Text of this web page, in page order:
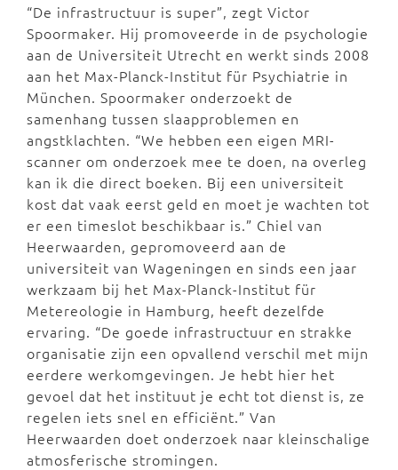
“De infrastructuur is super”, zegt Victor
Spoormaker. Hij promoveerde in de psychologie
aan de Universiteit Utrecht en werkt sinds 2008
aan het Max-Planck-Institut für Psychiatrie in
München. Spoormaker onderzoekt de
samenhang tussen slaapproblemen en
angstklachten. “We hebben een eigen MRI-
scanner om onderzoek mee te doen, na overleg
kan ik die direct boeken. Bij een universiteit
kost dat vaak eerst geld en moet je wachten tot
er een timeslot beschikbaar is.” Chiel van
Heerwaarden, gepromoveerd aan de
universiteit van Wageningen en sinds een jaar
werkzaam bij het Max-Planck-Institut für
Metereologie in Hamburg, heeft dezelfde
ervaring. “De goede infrastructuur en strakke
organisatie zijn een opvallend verschil met mijn
eerdere werkomgevingen. Je hebt hier het
gevoel dat het instituut je echt tot dienst is, ze
regelen iets snel en efficiënt.” Van
Heerwaarden doet onderzoek naar kleinschalige
atmosferische stromingen.